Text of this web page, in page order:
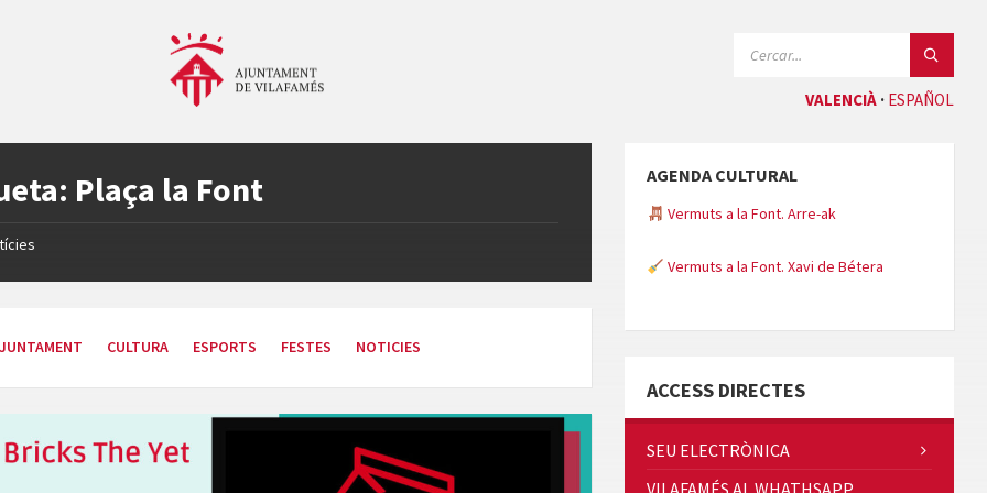
VALENCIÀ ESPAÑOL
Plaça la Font
CULTURA ESPORTS FESTES NOTICIES
AGENDA CULTURAL
Vermuts a la Font. Arre-ak
Vermuts a la Font. Xavi de Bétera
ACCESS DIRECTES
SEU ELECTRÒNICA